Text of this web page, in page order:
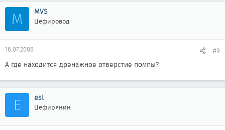
M MVS
Цефировод
16.07.2008 #9
А где находится дренажное отверстие помпы?
E esl
Цефирянин